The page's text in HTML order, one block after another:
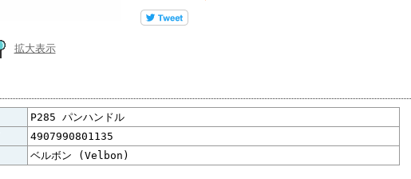
拡大表示
P285 パンハンドル
4907990801135
ベルボン (Velbon)